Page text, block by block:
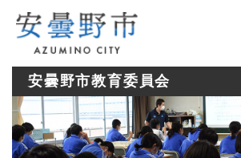
メニューを飛ばして本文へ
安曇野市教育委員会